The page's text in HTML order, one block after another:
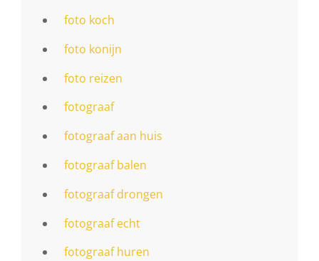
foto koch
foto konijn
foto reizen
fotograaf
fotograaf aan huis
fotograaf balen
fotograaf drongen
fotograaf echt
fotograaf huren